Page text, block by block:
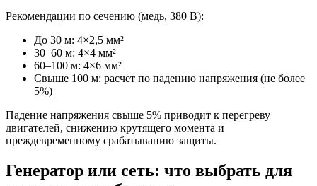
Рекомендации по сечению (медь, 380 В):
До 30 м: 4×2,5 мм²
30–60 м: 4×4 мм²
60–100 м: 4×6 мм²
Свыше 100 м: расчет по падению напряжения (не более
5%)
Падение напряжения свыше 5% приводит к перегреву
двигателей, снижению крутящего момента и
преждевременному срабатыванию защиты.
Генератор или сеть: что выбрать для